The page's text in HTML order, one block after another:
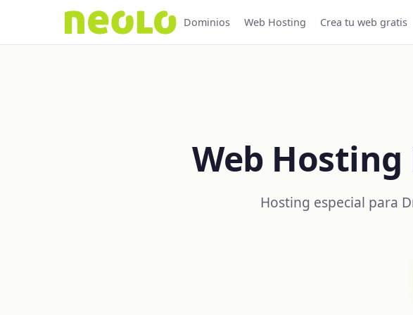
Dominios Web Hosting Crea tu web gratis
Web
Hosting especial para